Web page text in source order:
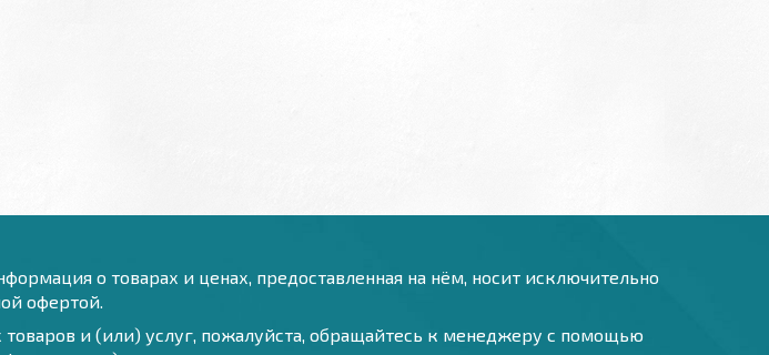
о товарах и ценах, предоставленная на нём, носит исключительно
офертой.
и (или) услуг, пожалуйста, обращайтесь к менеджеру с помощью